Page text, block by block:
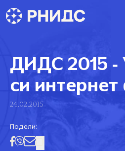
ДИДС 2015 ‑
си
24.02.2015
Подели: